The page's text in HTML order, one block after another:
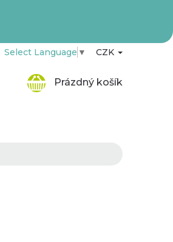
Select Language ▼ CZK
Prázdný košík